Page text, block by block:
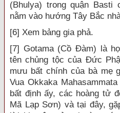
(Bhulya) trong quận
nằm vào hướng Tây Bắc
[6] Xem bảng gia phả.
[7] Gotama (Cồ Đàm) là
tên chủng tộc của Đức
mưu bất chính của bà mẹ
Vua Okkaka
bất định ấy, các hoàng tử
Mã Lạp Sơn) và tại đây,